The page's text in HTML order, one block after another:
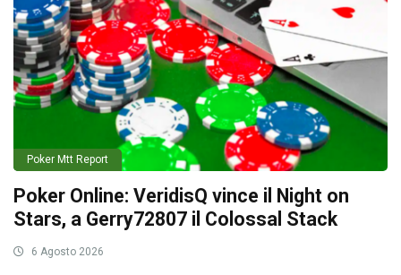
Poker Mtt Report
Poker Online: VeridisQ vince il Night on
Stars, a Gerry72807 il Colossal Stack
6 Agosto 2026